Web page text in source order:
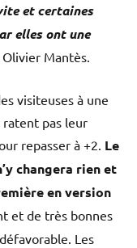
et certaines
elles ont une
Mantès.
visiteuses à une
ratent pas leur
repasser à +2. Le
changera rien et
en version
et de très bonnes
Les